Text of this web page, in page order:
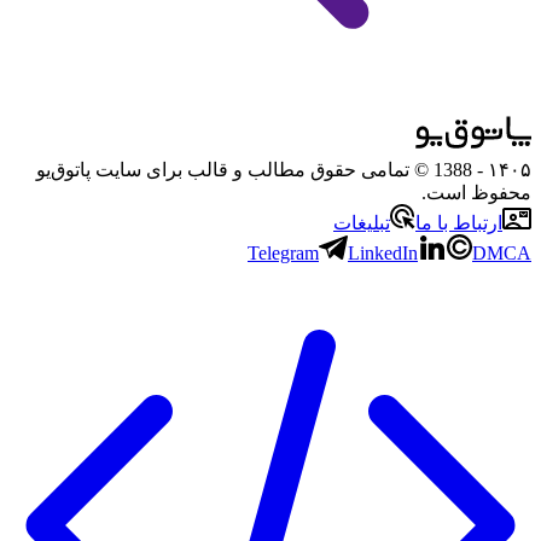
۱۴۰۵
- 1388 © تمامی حقوق مطالب و قالب برای سایت پاتوق‌یو
محفوظ است.
ارتباط با ما
تبلیغات
Telegram
LinkedIn DMCA